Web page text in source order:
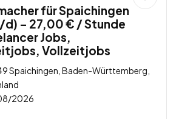
für Spaichingen
– 27,00 € / Stunde
Jobs,
Vollzeitjobs
Spaichingen, Baden-Württemberg,
2026